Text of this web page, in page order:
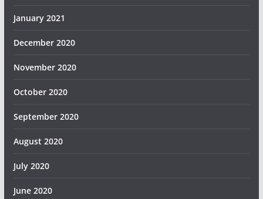
January 2021
December 2020
November 2020
October 2020
September 2020
August 2020
July 2020
June 2020